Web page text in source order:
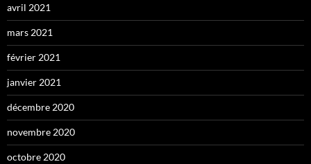
avril 2021
mars 2021
février 2021
janvier 2021
décembre 2020
novembre 2020
octobre 2020